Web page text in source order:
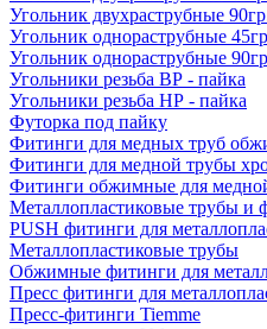
Угольник двухраструбные
Угольник однораструбные
Угольник однораструбные
Угольники резьба ВР - пайка
Угольники резьба НР - пайка
Футорка под пайку
Фитинги для медных труб
Фитинги для медной трубы
Фитинги обжимные для
Металлопластиковые трубы и
PUSH фитинги для
Металлопластиковые трубы
Обжимные фитинги для
Пресс фитинги для
Пресс-фитинги Tiemme